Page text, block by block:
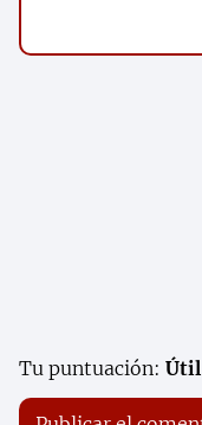
Tu puntuación: Útil